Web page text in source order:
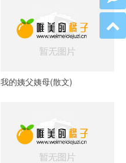
我的姨父姨母(散文)